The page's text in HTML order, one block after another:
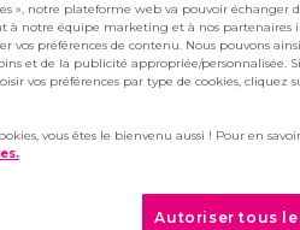
& de la
« Meilleur
»
», notre plateforme web va pouvoir échanger
à notre équipe marketing et à nos partenaires
vos préférences de contenu. Nous pouvons
et de la publicité appropriée/personnalisée.
vos préférences par type de cookies, cliquez
vous êtes le bienvenu aussi ! Pour en
Autoriser tous